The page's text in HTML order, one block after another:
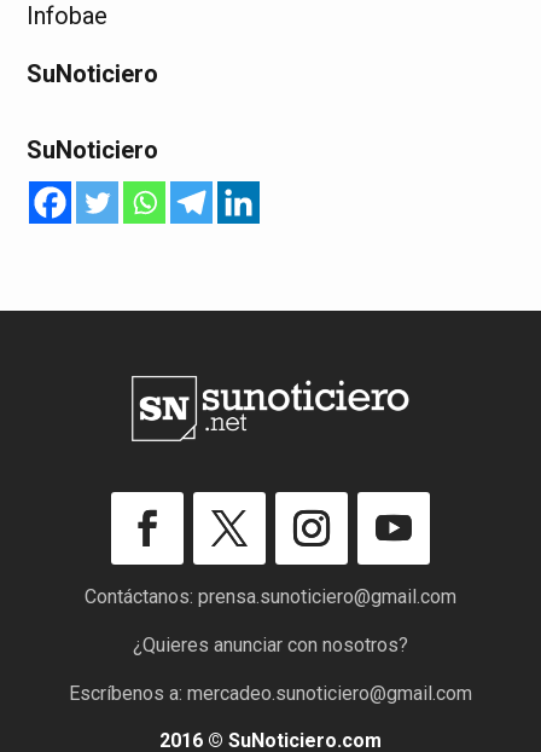
Infobae
SuNoticiero
SuNoticiero
Contáctanos: prensa.sunoticiero@gmail.com
¿Quieres anunciar con nosotros?
Escríbenos a: mercadeo.sunoticiero@gmail.com
2016 © SuNoticiero.com